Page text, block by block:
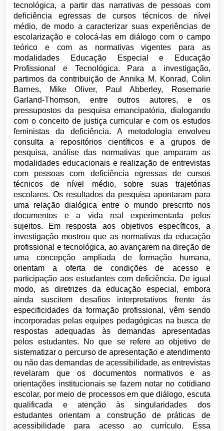
tecnológica, a partir das narrativas de pessoas com
deficiência egressas de cursos técnicos de nível
médio, de modo a caracterizar suas experiências de
escolarização e colocá-las em diálogo com o campo
teórico e com as normativas vigentes para as
modalidades Educação Especial e Educação
Profissional e Tecnológica. Para a investigação,
partimos da contribuição de Annika M. Konrad, Colin
Barnes, Mike Oliver, Paul Abberley, Rosemarie
Garland-Thomson, entre outros autores, e os
pressupostos da pesquisa emancipatória, dialogando
com o conceito de justiça curricular e com os estudos
feministas da deficiência. A metodologia envolveu
consulta a repositórios científicos e a grupos de
pesquisa, análise das normativas que amparam as
modalidades educacionais e realização de entrevistas
com pessoas com deficiência egressas de cursos
técnicos de nível médio, sobre suas trajetórias
escolares. Os resultados da pesquisa apontaram para
uma relação dialógica entre o mundo prescrito nos
documentos e a vida real experimentada pelos
sujeitos. Em resposta aos objetivos específicos, a
investigação mostrou que as normativas da educação
profissional e tecnológica, ao avançarem na direção de
uma concepção ampliada de formação humana,
orientam a oferta de condições de acesso e
participação aos estudantes com deficiência. De igual
modo, as diretrizes da educação especial, embora
ainda suscitem desafios interpretativos frente às
especificidades da formação profissional, vêm sendo
incorporadas pelas equipes pedagógicas na busca de
respostas adequadas às demandas apresentadas
pelos estudantes. No que se refere ao objetivo de
sistematizar o percurso de apresentação e atendimento
ou não das demandas de acessibilidade, as entrevistas
revelaram que os documentos normativos e as
orientações institucionais se fazem notar no cotidiano
escolar, por meio de processos em que diálogo, escuta
qualificada e atenção às singularidades dos
estudantes orientam a construção de práticas de
acessibilidade para acesso ao currículo. Essa